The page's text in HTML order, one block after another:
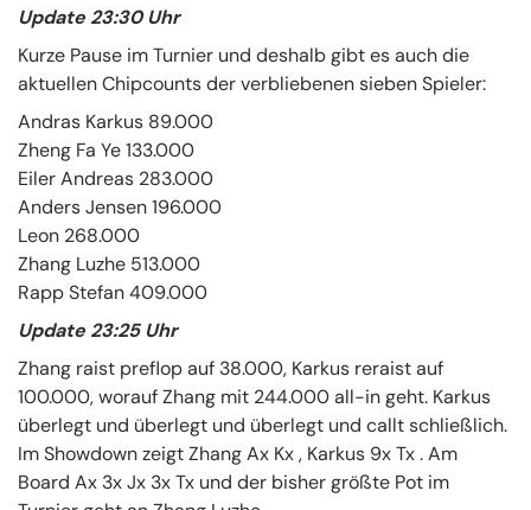
Update 23:30 Uhr
Kurze Pause im Turnier und deshalb gibt es auch die
aktuellen Chipcounts der verbliebenen sieben Spieler:
Andras Karkus 89.000
Zheng Fa Ye 133.000
Eiler Andreas 283.000
Anders Jensen 196.000
Leon 268.000
Zhang Luzhe 513.000
Rapp Stefan 409.000
Update 23:25 Uhr
Zhang raist preflop auf 38.000, Karkus reraist auf
100.000, worauf Zhang mit 244.000 all-in geht. Karkus
überlegt und überlegt und überlegt und callt schließlich.
Im Showdown zeigt Zhang Ax Kx , Karkus 9x Tx . Am
Board Ax 3x Jx 3x Tx und der bisher größte Pot im